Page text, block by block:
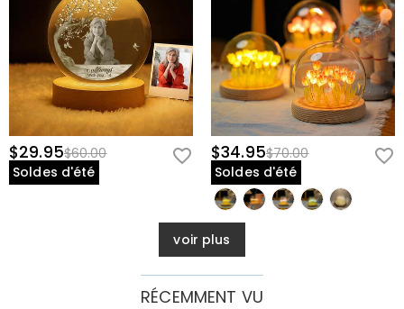
$29.95$60.00
Soldes d'été
$34.95$70.00
Soldes d'été
voir plus
RÉCEMMENT VU